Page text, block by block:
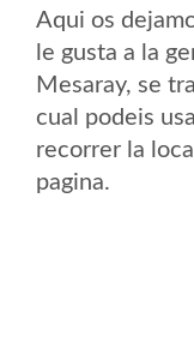
Aqui os
le gusta a la
Mesaray, se
cual podeis
recorrer la
pagina.